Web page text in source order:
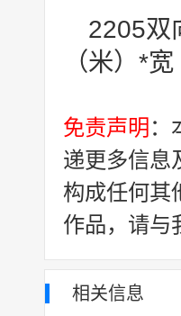
2205双
（米）*
免责声明 ：
递更多信息
构成任何其
作品，请与
相关信息